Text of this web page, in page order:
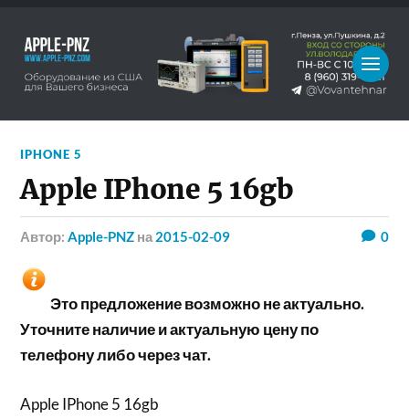
IPHONE 5
Apple IPhone 5 16gb
Автор:Apple-PNZ на 2015-02-09 0
Это предложение возможно не актуально.
Уточните наличие и актуальную цену по
телефону либо через чат.
Apple IPhone 5 16gb